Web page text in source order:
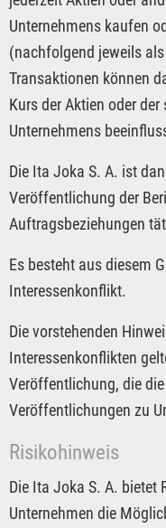
Unternehmens kaufen
(nachfolgend jeweils als
Transaktionen können
Kurs der Aktien oder
Unternehmens
Die Ita Joka S. A. ist
Veröffentlichung der
Auftragsbeziehungen
Es besteht aus diesem
Interessenkonflikt.
Die vorstehenden
Interessenkonflikten
Veröffentlichung, die
Veröffentlichungen zu
Risikohinweis
Die Ita Joka S. A. bietet
Unternehmen die